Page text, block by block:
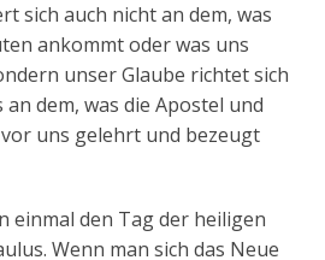
sich auch nicht an dem, was
ankommt oder was uns
unser Glaube richtet sich
dem, was die Apostel und
uns gelehrt und bezeugt
einmal den Tag der heiligen
Wenn man sich das Neue